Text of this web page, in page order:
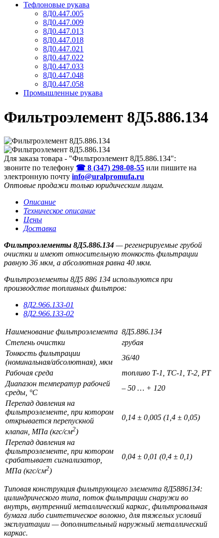
Тефлоновые рукава
8Д0.447.005
8Д0.447.009
8Д0.447.013
8Д0.447.018
8Д0.447.021
8Д0.447.022
8Д0.447.033
8Д0.447.048
8Д0.447.058
Промышленные рукава
Фильтроэлемент 8Д5.886.134
Для заказа товара - "Фильтроэлемент 8Д5.886.134":
звоните по телефону ☎ 8 (347) 298‑08‑55 или пишите на
электронную почту info@uralpromufa.ru
Оптовые продажи только юридическим лицам.
Описание
Техническое описание
Цены
Доставка
Фильтроэлементы 8Д5.886.134 — регенерируемые грубой
очистки и имеют относительную тонкость фильтрации
равную 36 мкм, а абсолютная равна 40 мкм.
Фильтроэлементы 8Д5 886 134 используются при
производстве топливных фильтров:
8Д2.966.133-01
8Д2.966.133-02
Наименование фильтроэлемента 8Д5.886.134
Степень очистки
грубая
Тонкость фильтрации
(номинальная/абсолютная), мкм
36/40
Рабочая среда
топливо Т-1, ТС-1, Т-2, РТ
Диапазон температур рабочей
среды, °С
– 50 … + 120
Перепад давления на
фильтроэлементе, при котором
открывается перепускной
клапан, МПа (кгс/см2)
0,14 ± 0,005 (1,4 ± 0,05)
Перепад давления на
фильтроэлементе, при котором
срабатывает сигнализатор,
МПа (кгс/см2)
0,04 ± 0,01 (0,4 ± 0,1)
Типовая конструкция фильтрующего элемента 8Д5886134:
цилиндрического типа, поток фильтрации снаружи во
внутрь, внутренний металлический каркас, фильтровальная
бумага либо синтетическое волокно, для тяжелых условий
эксплуатации — дополнительный наружный металлический
каркас.